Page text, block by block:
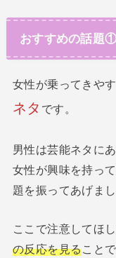
おすすめの話題
女性が乗ってきや
ネタ です。
男性は芸能ネタに
女性が興味を持っ
題を振ってあげまし
ここで注意してほ
の反応を見ることで